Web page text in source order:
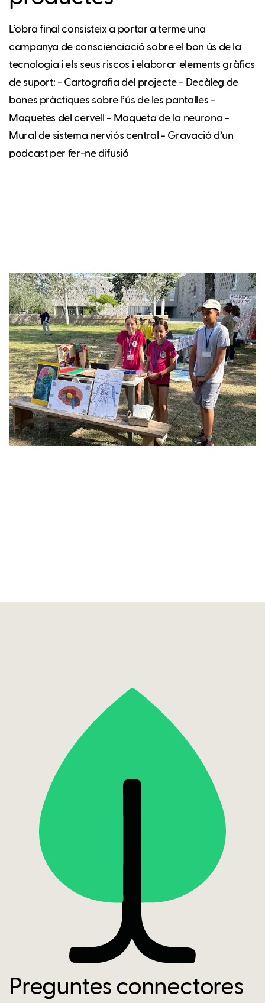
L’obra final consisteix a portar a terme una
campanya de conscienciació sobre el bon ús de la
tecnologia i els seus riscos i elaborar elements gràfics
de suport: - Cartografia del projecte - Decàleg de
bones pràctiques sobre l’ús de les pantalles -
Maquetes del cervell - Maqueta de la neurona -
Mural de sistema nerviós central - Gravació d’un
podcast per fer-ne difusió
Preguntes connectores